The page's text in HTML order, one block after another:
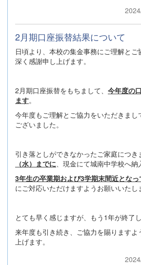
2月期口座振替結果について
日頃より、本校の集金事務にご理解とご
深く感謝申し上げます。
2月期口座振替をもちまして、 今年度の
ます。
今年度もご理解とご協力をいただきまし
ございました。
引き落としができなかったご家庭につき
（水）までに、現金にて城南中学校へ納
3年生の卒業期および3学期末間近とな
にご対応いただけますようお願いいたし
とても早く感じますが、もう1年が終了
来年度も引き続き、ご協力を賜りますよ
上げます。